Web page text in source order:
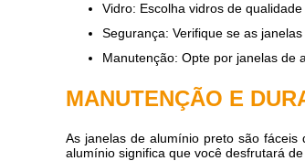
Vidro: Escolha vidros de
Segurança: Verifique se as
Manutenção: Opte por janelas de
MANUTENÇÃO E
As janelas de alumínio preto são fáceis
alumínio significa que você desfrutará